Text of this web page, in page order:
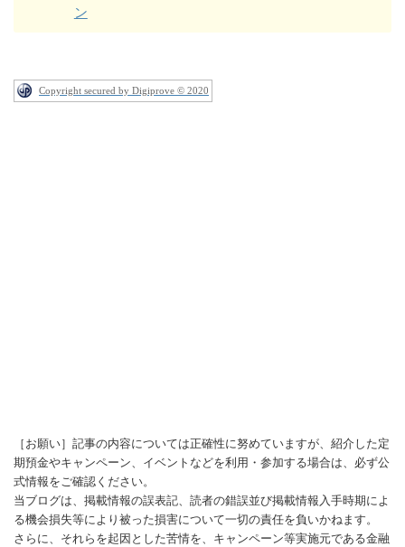
ン
Copyright secured by Digiprove © 2020
［お願い］記事の内容については正確性に努めていますが、紹介した定
期預金やキャンペーン、イベントなどを利用・参加する場合は、必ず公
式情報をご確認ください。
当ブログは、掲載情報の誤表記、読者の錯誤並び掲載情報入手時期によ
る機会損失等により被った損害について一切の責任を負いかねます。
さらに、それらを起因とした苦情を、キャンペーン等実施元である金融